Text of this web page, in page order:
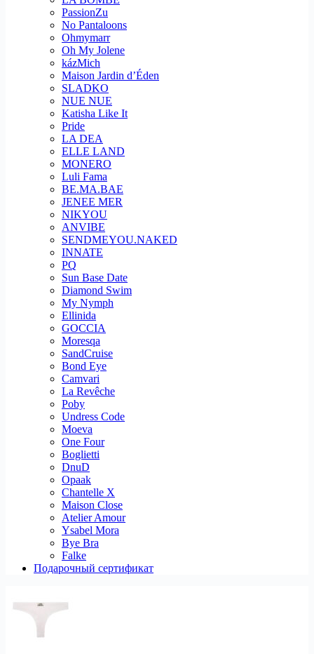
PassionZu
No Pantaloons
Ohmymarr
Oh My Jolene
kázMich
Maison Jardin d’Éden
SLADKO
NUE NUE
Katisha Like It
Pride
LA DEA
ELLE LAND
MONERO
Luli Fama
BE.MA.BAE
JENEE MER
NIKYOU
ANVIBE
SENDMEYOU.NAKED
INNATE
PQ
Sun Base Date
Diamond Swim
My Nymph
Ellinida
GOCCIA
Moresqa
SandCruise
Bond Eye
Camvari
La Revêche
Poby
Undress Code
Moeva
One Four
Boglietti
DnuD
Opaak
Chantelle X
Maison Close
Atelier Amour
Ysabel Mora
Bye Bra
Falke
Подарочный сертификат